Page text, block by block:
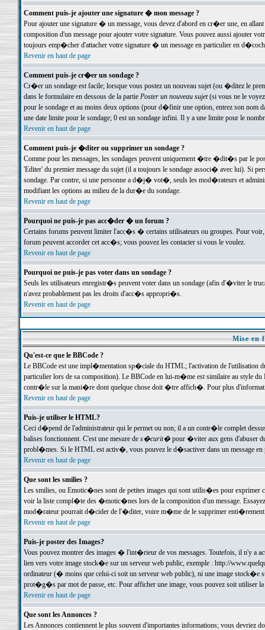
Comment puis-je ajouter une signature � mon message ?
Pour ajouter une signature � un message, vous devez d'abord en cr�er une, en
composition d'un message pour ajouter votre signature. Vous pouvez aussi ajouter
toujours emp�cher d'attacher votre signature � un message en particulier en
Revenir en haut de page
Comment puis-je cr�er un sondage ?
Cr�er un sondage est facile; lorsque vous postez un nouveau sujet (ou �ditez le
dans le formulaire en dessous de la partie Poster un nouveau sujet(si vous ne le voyez
pour le sondage et au moins deux options (pour d�finir une option, entrez son nom
une date limite pour le sondage; 0 est un sondage infini. Il y a une limite pour le
Revenir en haut de page
Comment puis-je �diter ou supprimer un sondage ?
Comme pour les messages, les sondages peuvent uniquement �tre �dit�s par le
'Editer' du premier message du sujet (il a toujours le sondage associ� avec lui). Si
sondage. Par contre, si une personne a d�j� vot�, seuls les mod�rateurs et
modifiant les options au milieu de la dur�e du sondage.
Revenir en haut de page
Pourquoi ne puis-je pas acc�der � un forum ?
Certains forums peuvent limiter l'acc�s � certains utilisateurs ou groupes. Pour
forum peuvent accorder cet acc�s; vous pouvez les contacter si vous le voulez.
Revenir en haut de page
Pourquoi ne puis-je pas voter dans un sondage ?
Seuls les utilisateurs enregistr�s peuvent voter dans un sondage (afin d'�viter le
n'avez probablement pas les droits d'acc�s appropri�s.
Revenir en haut de page
Mise en
Qu'est-ce que le BBCode ?
Le BBCode est une impl�mentation sp�ciale du HTML; l'activation de l'utilisation
particulier lors de sa composition). Le BBCode en lui-m�me est similaire au style
contr�le sur la mani�re dont quelque chose doit �tre affich�. Pour plus
Revenir en haut de page
Puis-je utiliser le HTML?
Ceci d�pend de l'administrateur qui le permet ou non; il a un contr�le complet
balises fonctionnent. C'est une mesure de s�curit�pour �viter aux gens d'abuser
probl�mes. Si le HTML est activ�, vous pouvez le d�sactiver dans un message en
Revenir en haut de page
Que sont les smilies ?
Les smilies, ou Emotic�nes sont de petites images qui sont utilis�es pour exprimer
voir la liste compl�te des �motic�nes lors de la composition d'un message.
mod�rateur pourrait d�cider de l'�diter, voire m�me de le supprimer
Revenir en haut de page
Puis-je poster des Images?
Vous pouvez montrer des images � l'int�rieur de vos messages. Toutefois, il n'y a
lien vers votre image stock�e sur un serveur web public, exemple : http://
ordinateur (� moins que celui-ci soit un serveur web public), ni une image stock�e
prot�g�s par mot de passe, etc. Pour afficher une image, vous pouvez soit
Revenir en haut de page
Que sont les Annonces ?
Les Annonces contiennent le plus souvent d'importantes informations; vous devriez